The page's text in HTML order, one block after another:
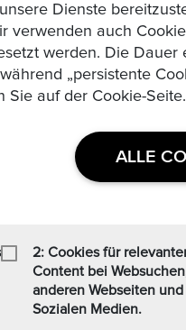
999/1.000
Ware ist
Frankfurt,
Alle Gebote:0
Gewicht:
Bild)
COOK
Dienste
verwenden auch
werden. Die
„persistente
Sie auf der Cookie-Seite.
ALLE
2: Cookies für
Content bei
anderen Webseiten und
Sozialen Medien.